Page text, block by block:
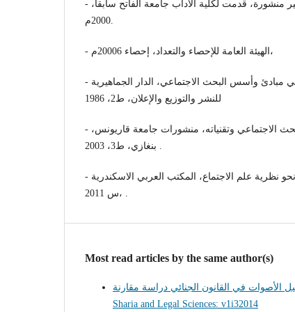
- د. بلعيد البرغوثي، رسالة ماجستير منشورة، قدمت لكلية الآداب جامعة الفاتح سابقاً،
2000م.
- الهيئة العامة للإحصاء والتعداد، إحصاء 20006م،
- مصطفى عمر التير، مقدمة في مبادئ وأسس البحث الاجتماعي، الدار الجماهيرية
للنشر والتوزيع والإعلان، ط2، 1986
- عبدالله عامر الهمالي، أسلوب البحث الاجتماعي وتقنياته، منشورات جامعة قاريونس،
بنغازي، ط3، 2003 .
- عبدالله المصراتي، الفساد الإداري نحو نظرية علم الاجتماع، المكتب العربي الاسكندرية
س 2011، .
Most read articles by the same author(s)
Sharia and Legal Sciences: v1i32014